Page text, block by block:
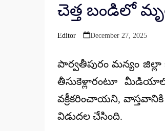
చెత్త బండిలో
Posted
Editor December 27, 2025
పార్వతీపురం మన్యం
తీసుకెళ్లారంటూ మీడియాలో
వక్రీకరించాయని, వాస్తవానికి
విడుదల చేసింది.